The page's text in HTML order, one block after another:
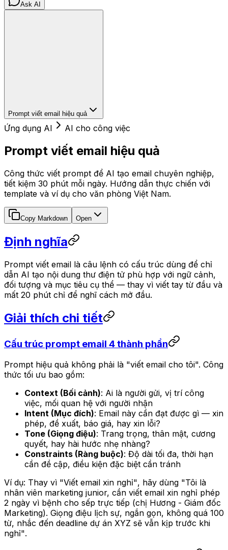
Ask AI
Prompt viết email hiệu quả
Ứng dụng AI AI cho công việc
Prompt viết email hiệu quả
Công thức viết prompt để AI tạo email chuyên nghiệp,
tiết kiệm 30 phút mỗi ngày. Hướng dẫn thực chiến với
template và ví dụ cho văn phòng Việt Nam.
Copy Markdown Open
Định nghĩa
Prompt viết email là câu lệnh có cấu trúc dùng để chỉ
dẫn AI tạo nội dung thư điện tử phù hợp với ngữ cảnh,
đối tượng và mục tiêu cụ thể — thay vì viết tay từ đầu và
mất 20 phút chỉ để nghĩ cách mở đầu.
Giải thích chi tiết
Cấu trúc prompt email 4 thành phần
Prompt hiệu quả không phải là "viết email cho tôi". Công
thức tối ưu bao gồm:
Context (Bối cảnh): Ai là người gửi, vị trí công
việc, mối quan hệ với người nhận
Intent (Mục đích): Email này cần đạt được gì — xin
phép, đề xuất, báo giá, hay xin lỗi?
Tone (Giọng điệu): Trang trọng, thân mật, cương
quyết, hay hài hước nhẹ nhàng?
Constraints (Ràng buộc): Độ dài tối đa, thời hạn
cần đề cập, điều kiện đặc biệt cần tránh
Ví dụ: Thay vì "Viết email xin nghỉ", hãy dùng "Tôi là
nhân viên marketing junior, cần viết email xin nghỉ phép
2 ngày vì bệnh cho sếp trực tiếp (chị Hương - Giám đốc
Marketing). Giọng điệu lịch sự, ngắn gọn, không quá 100
từ, nhắc đến deadline dự án XYZ sẽ vẫn kịp trước khi
nghỉ".